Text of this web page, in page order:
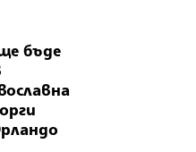
бъде